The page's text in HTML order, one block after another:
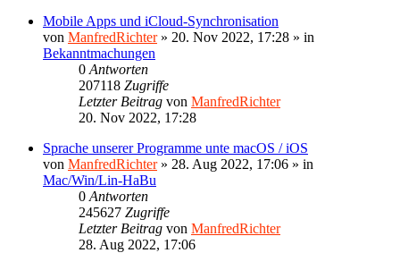
Mobile Apps und iCloud-Synchronisation
von ManfredRichter» 20. Nov 2022, 17:28 » in
Bekanntmachungen
0 Antworten
207118 Zugriffe
Letzter Beitrag von ManfredRichter
20. Nov 2022, 17:28
Sprache unserer Programme unte macOS / iOS
von ManfredRichter» 28. Aug 2022, 17:06 » in
Mac/Win/Lin-HaBu
0 Antworten
245627 Zugriffe
Letzter Beitrag von ManfredRichter
28. Aug 2022, 17:06